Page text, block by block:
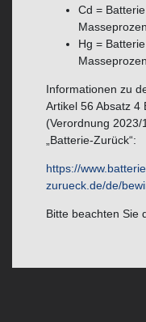
Cd =
Hg =
Informationen zu
Artikel 56 Absatz 4
(Verordnung
„Batterie-Zurück“:
https://
zurueck.de/de/
Bitte beachten Sie